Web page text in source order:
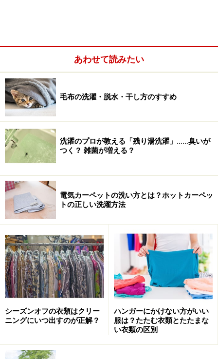
【洗濯マーク】 ※クリックすると拡大します
要注意・誤解されやすい洗濯マークについ
て
■水洗い不可マーク
水洗いはダメという意味（表では4番目）。もちろん洗
濯機洗いでも手洗いでもダメです。芯地が入っていて型
崩れしやすいスーツ類や着物、皮革、シルク、レーヨン
など水気で生地がダメになりやすいものに書かれていま
す。この場合はそのままクリーニング店に出します。
あわせて読みたい
毛布の洗濯・脱水・干し方のすすめ
洗濯のプロが教える「残り湯洗濯」……臭いが
つく？ 雑菌が増える？
電気カーペットの洗い方とは？ホットカーペッ
トの正しい洗濯方法
シーズンオフの衣類はクリー
ニングにいつ出すのが正解？
ハンガーにかけない方がいい
服は？たたむ衣類とたたまな
い衣類の区別